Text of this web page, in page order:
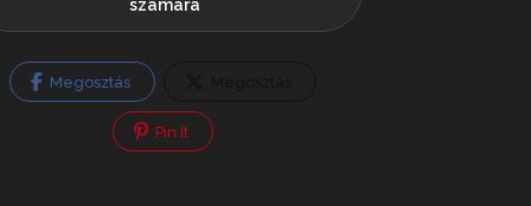
számára
Megosztás
Pin It